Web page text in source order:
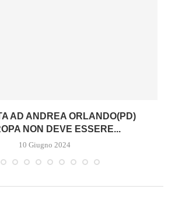
AD ANDREA ORLANDO(PD)
NON DEVE ESSERE...
10 Giugno 2024